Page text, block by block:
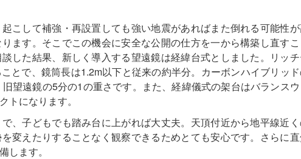
こして補強・再設置しても強い地震があればまた倒れる可能性
ます。そこでこの機会に安全な公開の仕方を一から構築し直すこ
した結果、新しく導入する望遠鏡は経緯台式としました。リッ
とで、鏡筒長は1.2m以下と従来の約半分。カーボンハイブリッ
望遠鏡の5分の1の重さです。また、経緯儀式の架台はバランスウ
トになります。
、子どもでも踏み台に上がれば大丈夫。天頂付近から地平線近
変えたりすることなく観察できるためとても安心です。さらに
します。